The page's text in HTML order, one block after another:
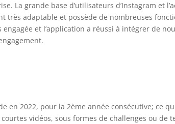
La grande base d’utilisateurs d’Instagram et
très adaptable et possède de nombreuses
et l’application a réussi à intégrer de
en 2022, pour la 2ème année consécutive; ce
vidéos, sous formes de challenges ou de